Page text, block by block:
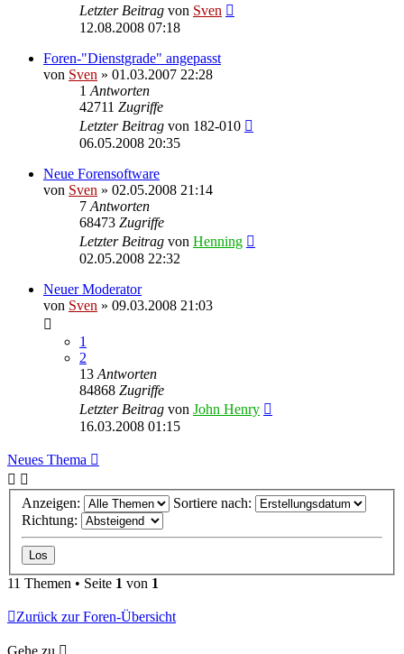
Letzter Beitrag von Sven
12.08.2008 07:18
Foren-"Dienstgrade" angepasst
von Sven » 01.03.2007 22:28
1 Antworten
42711 Zugriffe
Letzter Beitrag von 182-010
06.05.2008 20:35
Neue Forensoftware
von Sven » 02.05.2008 21:14
7 Antworten
68473 Zugriffe
Letzter Beitrag von Henning
02.05.2008 22:32
Neuer Moderator
von Sven » 09.03.2008 21:03
1
2
13 Antworten
84868 Zugriffe
Letzter Beitrag von John Henry
16.03.2008 01:15
Neues Thema
Anzeigen:
Sortiere nach:
Richtung:
11 Themen • Seite 1 von 1
Zurück zur Foren-Übersicht